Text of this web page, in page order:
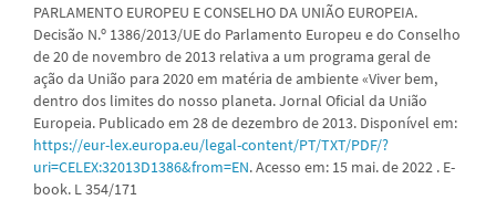
PARLAMENTO EUROPEU E CONSELHO DA UNIÃO EUROPEIA.
Decisão N.º 1386/2013/UE do Parlamento Europeu e do Conselho
de 20 de novembro de 2013 relativa a um programa geral de
ação da União para 2020 em matéria de ambiente «Viver bem,
dentro dos limites do nosso planeta. Jornal Oficial da União
Europeia. Publicado em 28 de dezembro de 2013. Disponível em:
https://eur-lex.europa.eu/legal-content/PT/TXT/PDF/?
uri=CELEX:32013D1386&from=EN. Acesso em: 15 mai. de 2022 . E-
book. L 354/171